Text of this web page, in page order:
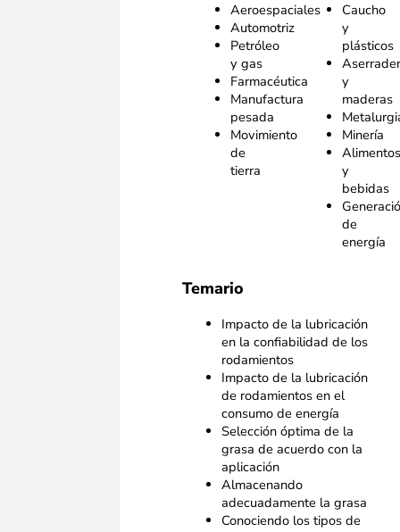
Aeroespaciales
Automotriz
Petróleo
y gas
Farmacéutica
Manufactura
pesada
Movimiento
de
tierra
Caucho
y
plásticos
y
maderas
Minería
Alimentos
y
bebidas
de
energía
Temario
Impacto de la lubricación
en la confiabilidad de los
rodamientos
Impacto de la lubricación
de rodamientos en el
consumo de energía
Selección óptima de la
grasa de acuerdo con la
aplicación
Almacenando
adecuadamente la grasa
Conociendo los tipos de